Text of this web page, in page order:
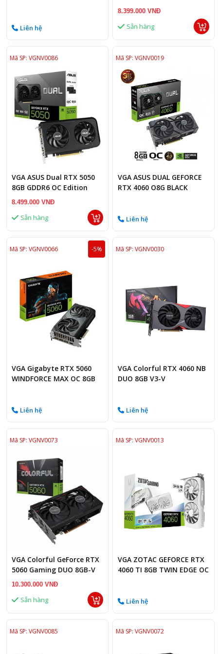
Liên hệ
8.399.000 VNĐ
Sẵn hàng
Mã SP: VGNV0086
VGA ASUS Dual RTX 5050
8GB GDDR6 OC Edition
(DUAL-RTX5050-O8G)
8.499.000 VNĐ
Sẵn hàng
Mã SP: VGNV0019
VGA ASUS DUAL GEFORCE
RTX 4060 O8G BLACK
Liên hệ
Mã SP: VGNV0066 -5%
VGA Gigabyte RTX 5060
WINDFORCE MAX OC 8GB
Liên hệ
Mã SP: VGNV0030
VGA Colorful RTX 4060 NB
DUO 8GB V3-V
Liên hệ
Mã SP: VGNV0073
VGA Colorful GeForce RTX
5060 Gaming DUO 8GB-V
GDDR7
10.300.000 VNĐ
Sẵn hàng
Mã SP: VGNV0013
VGA ZOTAC GEFORCE RTX
4060 TI 8GB TWIN EDGE OC
Liên hệ
Mã SP: VGNV0085 Mã SP: VGNV0072